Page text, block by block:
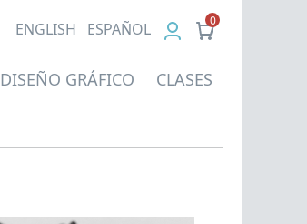
ENGLISH ESPAÑOL 0
DISEÑO GRÁFICO CLASES